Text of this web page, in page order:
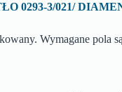
0293-3/021/
Wymagane pola